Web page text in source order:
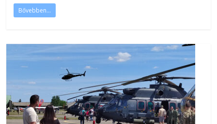
Bővebben...